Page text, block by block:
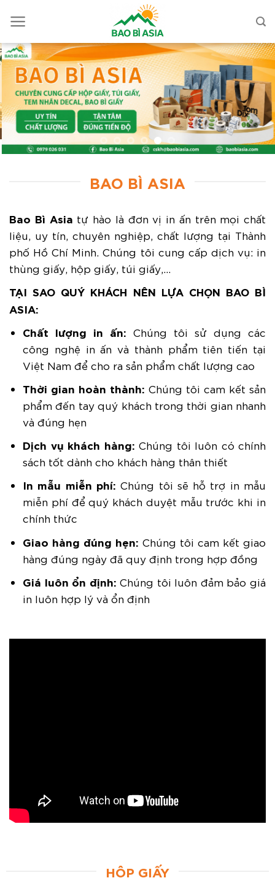
BAO BÌ ASIA
Bao Bì Asia tự hào là đơn vị in ấn trên mọi chất
liệu, uy tín, chuyên nghiệp, chất lượng tại Thành
phố Hồ Chí Minh. Chúng tôi cung cấp dịch vụ: in
thùng giấy, hộp giấy, túi giấy,...
TẠI SAO QUÝ KHÁCH NÊN LỰA CHỌN BAO BÌ
ASIA:
Chất lượng in ấn:Chúng tôi sử dụng các
công nghệ in ấn và thành phẩm tiên tiến tại
Việt Nam để cho ra sản phẩm chất lượng cao
Thời gian hoàn thành:Chúng tôi cam kết sản
phẩm đến tay quý khách trong thời gian nhanh
và đúng hẹn
Dịch vụ khách hàng:Chúng tôi luôn có chính
sách tốt dành cho khách hàng thân thiết
In mẫu miễn phí:Chúng tôi sẽ hỗ trợ in mẫu
miễn phí để quý khách duyệt mẫu trước khi in
chính thức
Giao hàng đúng hẹn:Chúng tôi cam kết giao
hàng đúng ngày đã quy định trong hợp đồng
Giá luôn ổn định:Chúng tôi luôn đảm bảo giá
in luôn hợp lý và ổn định
HỘP GIẤY